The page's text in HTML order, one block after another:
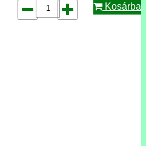
Kosárba